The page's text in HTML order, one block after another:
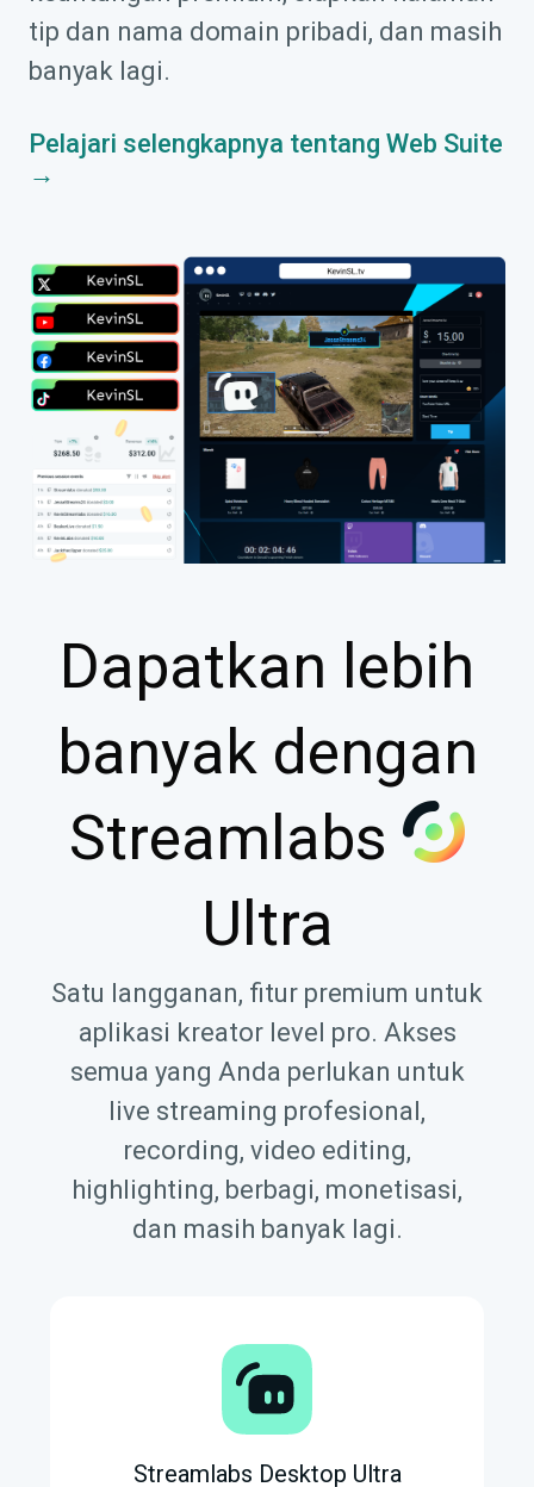
tip dan nama domain pribadi, dan masih
banyak lagi.
Pelajari selengkapnya tentang Web Suite
→
Dapatkan lebih
banyak dengan
Streamlabs
Ultra
Satu langganan, fitur premium untuk
aplikasi kreator level pro. Akses
semua yang Anda perlukan untuk
live streaming profesional,
recording, video editing,
highlighting, berbagi, monetisasi,
dan masih banyak lagi.
Streamlabs Desktop Ultra